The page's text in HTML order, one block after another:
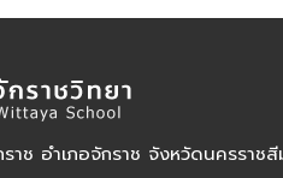
าช อำเภอจักราช จังหวัดนครราช